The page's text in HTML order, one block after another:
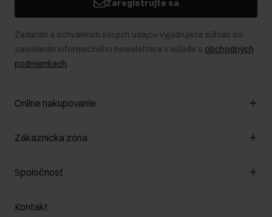
Zaregistrujte sa
Zadaním a schválením svojich údajov vyjadrujete súhlas so
zasielaním informačného newslettera v súlade s obchodných
podmienkach.
Online nakupovanie
Spravovať súbory cookie
Spôsob platby
Vrátenie
Zákaznícka zóna
Zákazníky klub
Pravidlá propagácie
Starostlivosť o kožu
Spoločnosť
O nás
Kontakt